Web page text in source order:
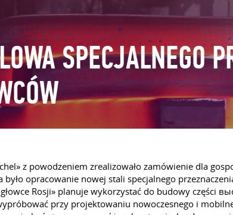
SPECJALNEGO
z powodzeniem zrealizowało zamówienie dla
opracowanie nowej stali specjalnego
Rosji» planuje wykorzystać do budowy części
przy projektowaniu nowoczesnego i